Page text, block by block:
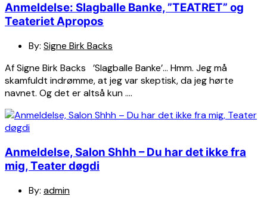
Anmeldelse: Slagballe Banke, ”TEATRET” og
Teateriet Apropos
By: Signe Birk Backs
Af Signe Birk Backs ’Slagballe Banke’… Hmm. Jeg må
skamfuldt indrømme, at jeg var skeptisk, da jeg hørte
navnet. Og det er altså kun ….
Anmeldelse, Salon Shhh – Du har det ikke fra
mig, Teater døgdi
By: admin